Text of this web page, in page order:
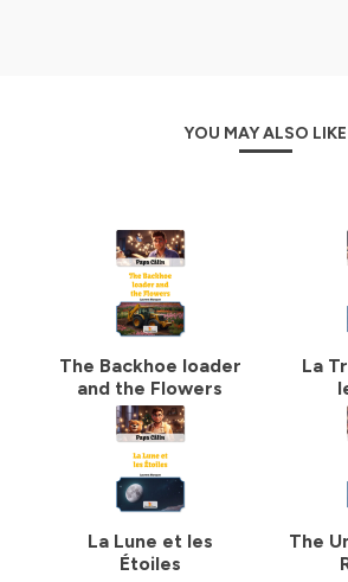
YOU MAY ALSO LIKE
The Backhoe loader
and the Flowers
La
La Lune et les
Étoiles
The